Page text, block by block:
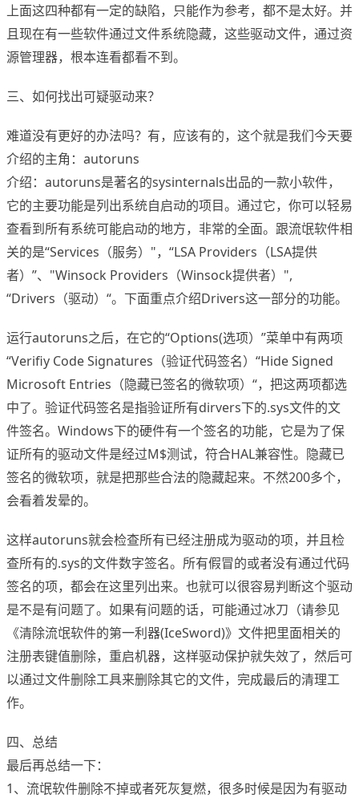
上面这四种都有一定的缺陷，只能作为参考，都不是太好。并
且现在有一些软件通过文件系统隐藏，这些驱动文件，通过资
源管理器，根本连看都看不到。
三、如何找出可疑驱动来？
难道没有更好的办法吗？有，应该有的，这个就是我们今天要
介绍的主角：autoruns
介绍：autoruns是著名的sysinternals出品的一款小软件，
它的主要功能是列出系统自启动的项目。通过它，你可以轻易
查看到所有系统可能启动的地方，非常的全面。跟流氓软件相
关的是“Services（服务）"，“LSA Providers（LSA提供
者）”、"Winsock Providers（Winsock提供者）",
“Drivers（驱动）“。下面重点介绍Drivers这一部分的功能。
运行autoruns之后，在它的“Options(选项）”菜单中有两项
“Verifiy Code Signatures（验证代码签名）“Hide Signed
Microsoft Entries（隐藏已签名的微软项）“，把这两项都选
中了。验证代码签名是指验证所有dirvers下的.sys文件的文
件签名。Windows下的硬件有一个签名的功能，它是为了保
证所有的驱动文件是经过M$测试，符合HAL兼容性。隐藏已
签名的微软项，就是把那些合法的隐藏起来。不然200多个，
会看着发晕的。
这样autoruns就会检查所有已经注册成为驱动的项，并且检
查所有的.sys的文件数字签名。所有假冒的或者没有通过代码
签名的项，都会在这里列出来。也就可以很容易判断这个驱动
是不是有问题了。如果有问题的话，可能通过冰刀（请参见
《清除流氓软件的第一利器(IceSword)》文件把里面相关的
注册表键值删除，重启机器，这样驱动保护就失效了，然后可
以通过文件删除工具来删除其它的文件，完成最后的清理工
作。
四、总结
最后再总结一下：
1、流氓软件删除不掉或者死灰复燃，很多时候是因为有驱动